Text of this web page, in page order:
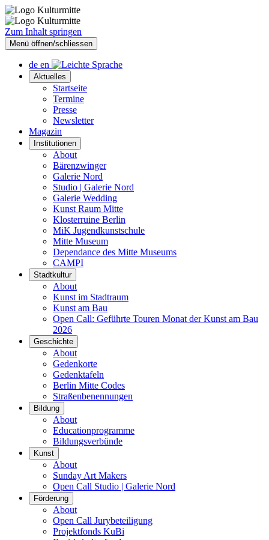
Zum Inhalt springen
Menü öffnen/schliessen
de en
Aktuelles
Startseite
Termine
Presse
Newsletter
Magazin
Institutionen
About
Bärenzwinger
Galerie Nord
Studio | Galerie Nord
Galerie Wedding
Kunst Raum Mitte
Klosterruine Berlin
MiK Jugendkunstschule
Mitte Museum
Dependance des Mitte Museums
CAMPI
Stadtkultur
About
Kunst im Stadtraum
Kunst am Bau
Open Call: Geführte Touren Monat der Kunst am Bau
2026
Geschichte
About
Gedenkorte
Gedenktafeln
Berlin Mitte Codes
Straßenbenennungen
Bildung
About
Educationprogramme
Bildungsverbünde
Kunst
About
Sunday Art Makers
Open Call Studio | Galerie Nord
Förderung
About
Open Call Jurybeteiligung
Projektfonds KuBi